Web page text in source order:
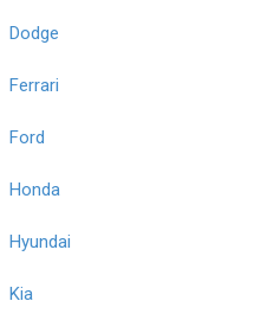
Dodge
Ferrari
Ford
Honda
Hyundai
Kia